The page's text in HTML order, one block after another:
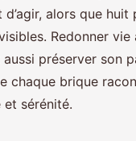
alors que huit
Redonner vie
aussi préserver son
chaque brique
sérénité.